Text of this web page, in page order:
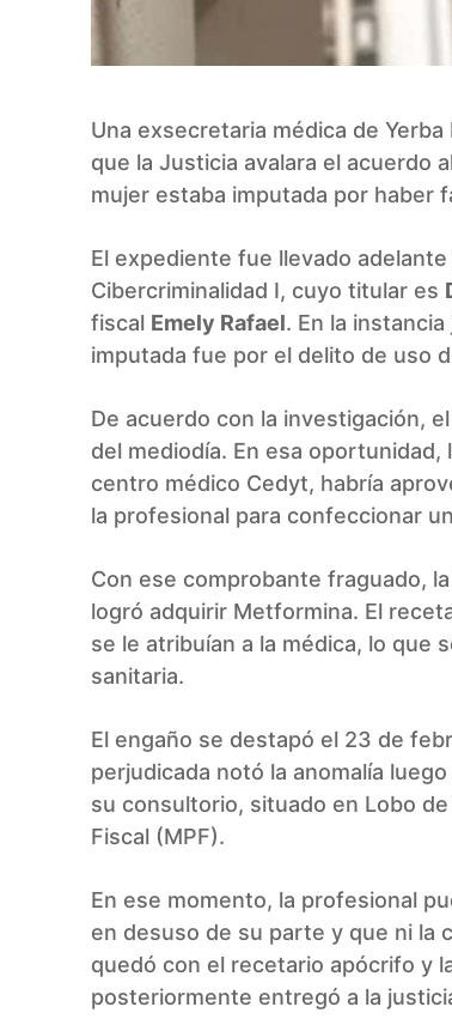
Una exsecretaria médica de
que la Justicia avalara el acuerdo
mujer estaba imputada por haber
El expediente fue llevado
Cibercriminalidad I, cuyo titular es
fiscal Emely Rafael. En la
imputada fue por el delito de uso
De acuerdo con la investigación,
del mediodía. En esa
centro médico Cedyt, habría
la profesional para confeccionar
Con ese comprobante fraguado,
logró adquirir Metformina. El
se le atribuían a la médica, lo que
sanitaria.
El engaño se destapó el 23 de
perjudicada notó la anomalía
su consultorio, situado en Lobo
Fiscal (MPF).
En ese momento, la profesional
en desuso de su parte y que ni la
quedó con el recetario apócrifo y
posteriormente entregó a la